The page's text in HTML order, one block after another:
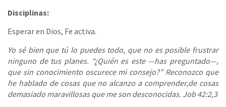
Disciplinas:
Esperar en Dios, Fe activa.
Yo sé bien que tú lo puedes todo, que no es posible frustrar
ninguno de tus planes. “¿Quién es este —has preguntado—,
que sin conocimiento oscurece mi consejo?” Reconozco que
he hablado de cosas que no alcanzo a comprender,de cosas
demasiado maravillosas que me son desconocidas. Job 42:2,3